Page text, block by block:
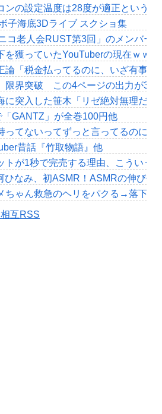
ンの設定温度は28度が適正という
子海底3Dライブ スクショ集
コ老人会RUST第3回」のメンバー表
を獲っていたYouTuberの現在ｗｗ
論「税金払ってるのに、いざ有事
限界突破 この4ページの出力が3分
に突入した笹木「リゼ絶対無理だわ
「GANTZ」が全巻100円他
ってないってずっと言ってるのに
昔話『竹取物語』他
トが1秒で完売する理由、こういう
ひなみ、初ASMR！ASMRの伸び代
ちゃん救急のヘリをパクる→落下【
互RSS